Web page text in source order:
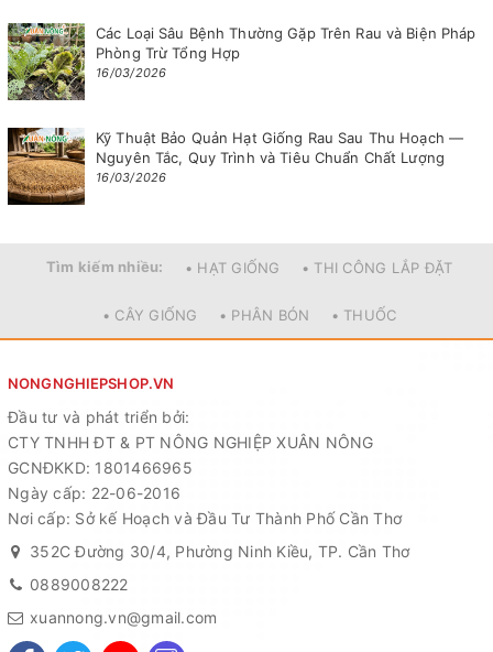
Các Loại Sâu Bệnh Thường Gặp Trên Rau và Biện Pháp
Phòng Trừ Tổng Hợp
16/03/2026
Kỹ Thuật Bảo Quản Hạt Giống Rau Sau Thu Hoạch —
Nguyên Tắc, Quy Trình và Tiêu Chuẩn Chất Lượng
16/03/2026
Tìm kiếm nhiều: • HẠT GIỐNG • THI CÔNG LẮP ĐẶT
• CÂY GIỐNG • PHÂN BÓN • THUỐC
NONGNGHIEPSHOP.VN
Đầu tư và phát triển bởi:
CTY TNHH ĐT & PT NÔNG NGHIỆP XUÂN NÔNG
GCNĐKKD: 1801466965
Ngày cấp: 22-06-2016
Nơi cấp: Sở kế Hoạch và Đầu Tư Thành Phố Cần Thơ
352C Đường 30/4, Phường Ninh Kiều, TP. Cần Thơ
0889008222
xuannong.vn@gmail.com